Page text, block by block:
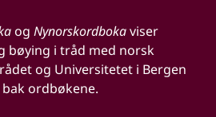
og Nynorskordbokaviser
bøying i tråd med norsk
og Universitetet i Bergen
ordbøkene.